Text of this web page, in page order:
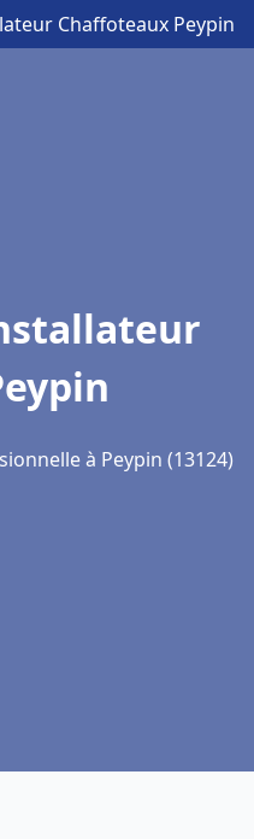
Chaffoteaux Peypin
à Peypin (13124)